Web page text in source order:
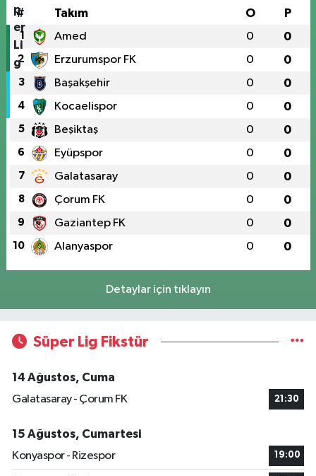
# Takım O P
1 Amed 0 0
2 Erzurumspor FK 0 0
3 Başakşehir 0 0
4 Kocaelispor 0 0
5 Beşiktaş 0 0
6 Eyüpspor 0 0
7 Galatasaray 0 0
8 Çorum FK 0 0
9 Gaziantep FK 0 0
10 Alanyaspor 0 0
Detaylar için tıklayın
Süper Lig Fikstür
14 Ağustos, Cuma
Galatasaray - Çorum FK
21:30
15 Ağustos, Cumartesi
Konyaspor - Rizespor
19:00